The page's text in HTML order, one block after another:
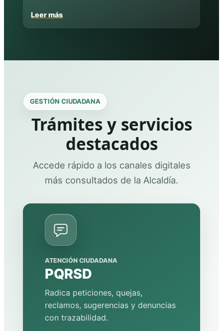
Leer más
GESTIÓN CIUDADANA
Trámites y servicios
destacados
Accede rápido a los canales digitales
más consultados de la Alcaldía.
ATENCIÓN CIUDADANA
PQRSD
Radica peticiones, quejas,
reclamos, sugerencias y denuncias
con trazabilidad.